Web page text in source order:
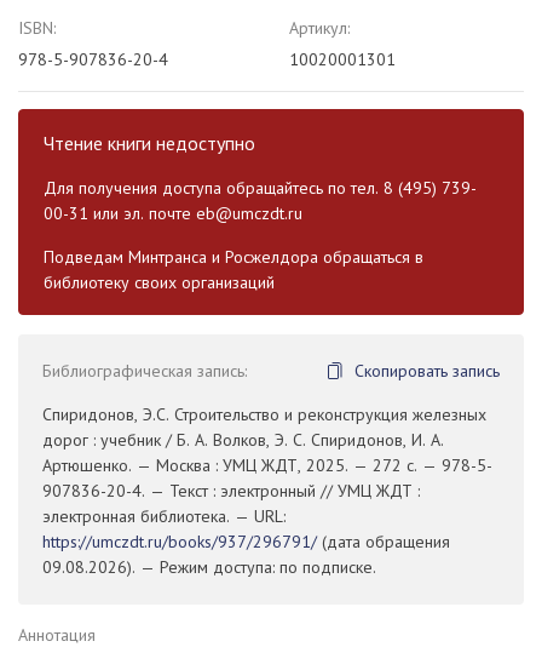
ISBN:
978-5-907836-20-4
Артикул:
10020001301
Чтение книги недоступно
Для получения доступа обращайтесь по тел. 8 (495) 739-
00-31 или эл. почте eb@umczdt.ru
Подведам Минтранса и Росжелдора обращаться в
библиотеку своих организаций
Библиографическая запись:
Скопировать запись
Спиридонов, Э.С. Строительство и реконструкция железных
дорог : учебник / Б. А. Волков, Э. С. Спиридонов, И. А.
Артюшенко. — Москва : УМЦ ЖДТ, 2025. — 272 с. — 978-5-
907836-20-4. — Текст : электронный // УМЦ ЖДТ :
электронная библиотека. — URL:
https://umczdt.ru/books/937/296791/(дата обращения
09.08.2026). — Режим доступа: по подписке.
Аннотация